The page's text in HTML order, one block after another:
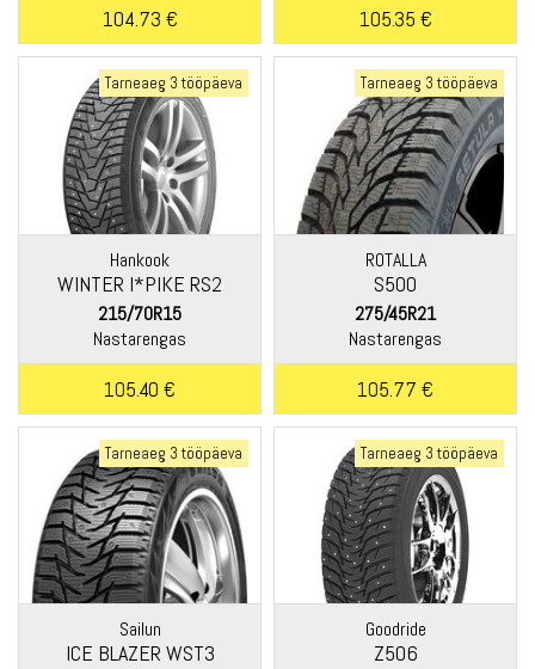
104.73 € 105.35 €
Tarneaeg 3 tööpäeva
Hankook
WINTER I*PIKE RS2
(W429)
215/70R15
Nastarengas
105.40 €
Tarneaeg 3 tööpäeva
ROTALLA
S500
275/45R21
Nastarengas
105.77 €
Tarneaeg 3 tööpäeva
Sailun
ICE BLAZER WST3
Tarneaeg 3 tööpäeva
Goodride
Z506